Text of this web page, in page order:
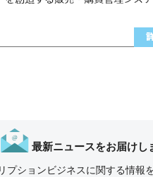
最新ニュースをお届けし
プションビジネスに関する情報